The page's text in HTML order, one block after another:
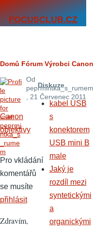
FOCUSCLUB.CZ
Drobečková
navigace
Domů Fórum Výrobci Canon
Od
peprmintka_s_rumem
, 21 Červenec 2011
Canon
objektivy
Pro vkládání
komentářů
se musíte
přihlásit
Zdravím,
Diskuze
kabel USB
s
konektorem
USB mini B
male
Jaký je
rozdíl mezi
syntetickými
a
organickými